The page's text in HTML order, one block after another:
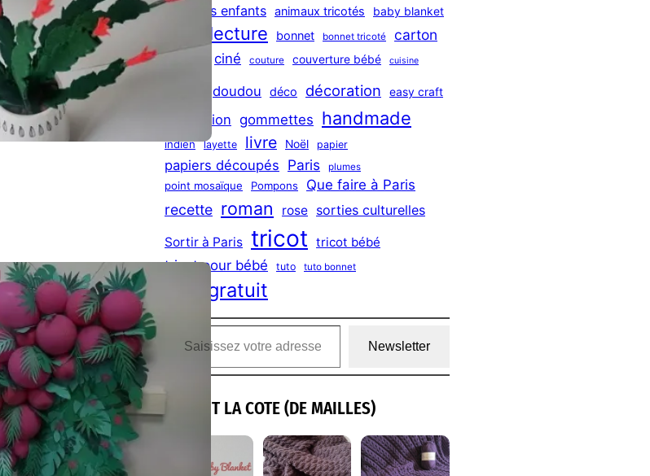
activités enfants animaux tricotés baby blanket
bilan lecture bonnet bonnet tricoté carton
châle ciné couture couverture bébé cuisine
doudou déco décoration easy craft
exposition gommettes handmade
indien layette livre Noël papier
papiers découpés Paris plumes
point mosaïque Pompons Que faire à Paris
recette roman rose sorties culturelles
Sortir à Paris tricot tricot bébé
tricot pour bébé tuto tuto bonnet
tuto gratuit
Newsletter
ILS ONT LA COTE (DE MAILLES)